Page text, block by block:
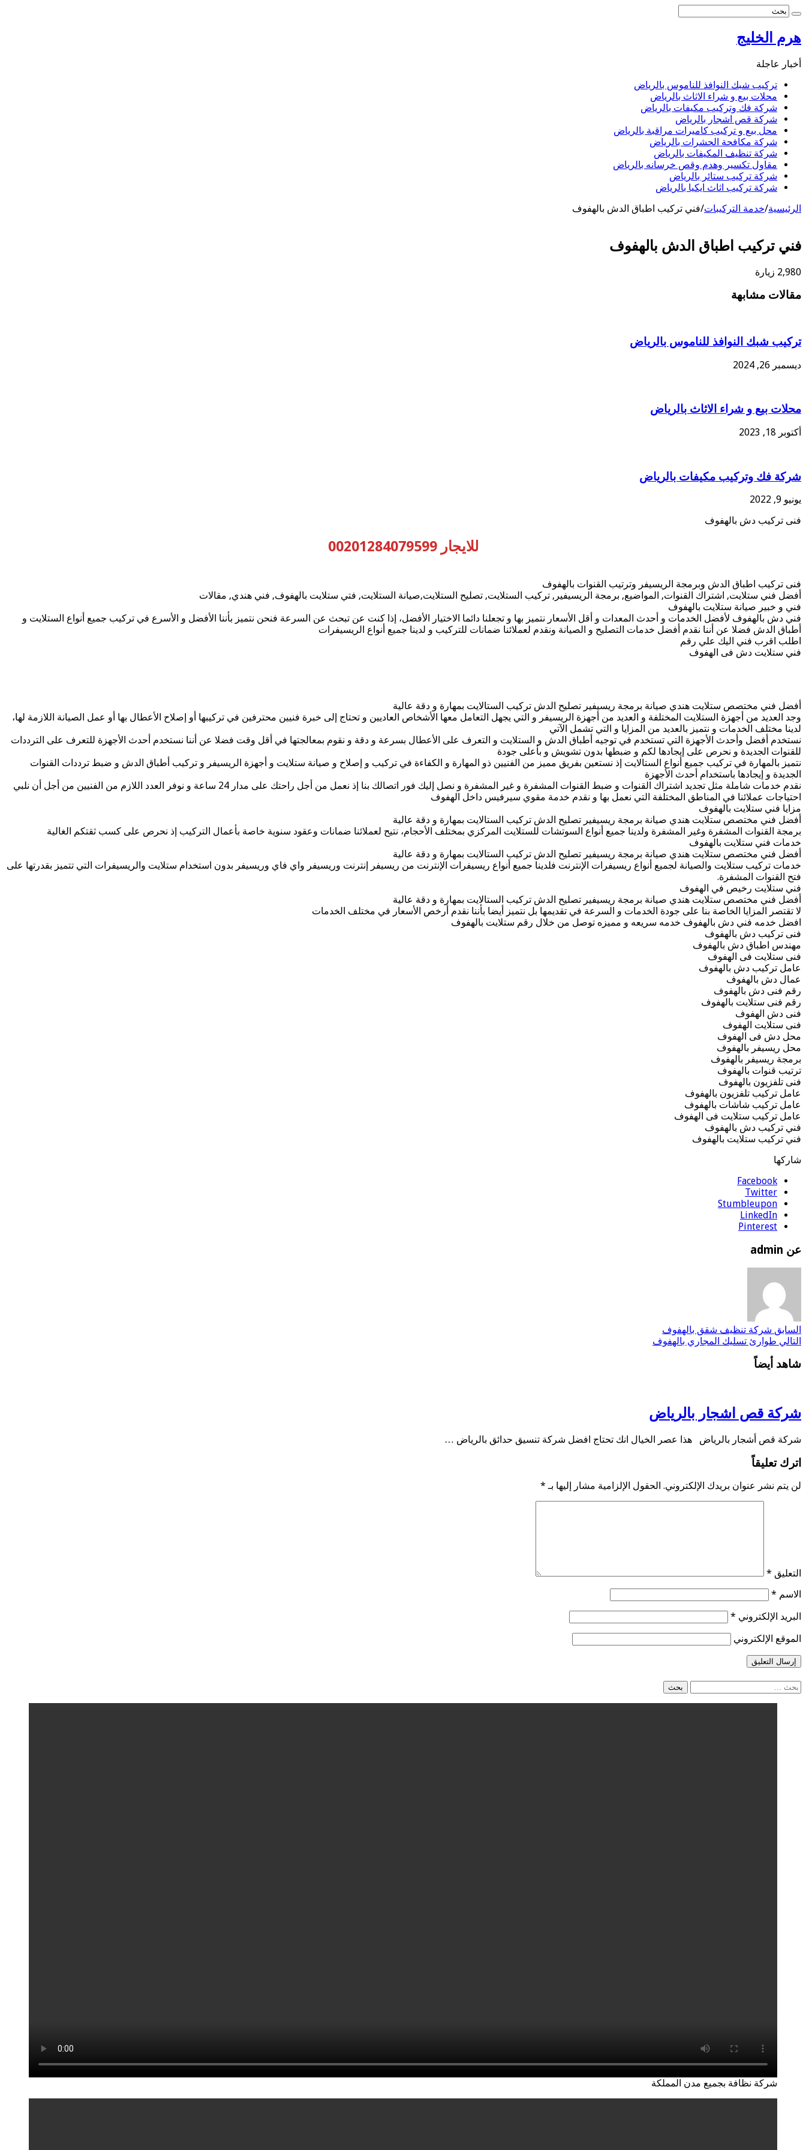
هرم الخليج
أخبار عاجلة
تركيب شبك النوافذ للناموس بالرياض
محلات بيع و شراء الاثاث بالرياض
شركة فك وتركيب مكيفات بالرياض
شركة قص اشجار بالرياض
محل بيع و تركيب كاميرات مراقبة بالرياض
شركة مكافحة الحشرات بالرياض
شركة تنظيف المكيفات بالرياض
مقاول تكسير وهدم وقص خرسانه بالرياض
شركة تركيب ستائر بالرياض
شركة تركيب اثاث ايكيا بالرياض
الرئيسية/خدمة التركيبات/فني تركيب اطباق الدش بالهفوف
فني تركيب اطباق الدش بالهفوف
2,980 زيارة
مقالات مشابهة
تركيب شبك النوافذ للناموس بالرياض
ديسمبر 26, 2024
محلات بيع و شراء الاثاث بالرياض
أكتوبر 18, 2023
شركة فك وتركيب مكيفات بالرياض
يونيو 9, 2022
فنى تركيب دش بالهفوف
للايجار 00201284079599
فنى تركيب اطباق الدش وبرمجة الريسيفر وترتيب القنوات بالهفوف
أفضل فني ستلايت, اشتراك القنوات, المواضيع, برمجة الريسيفير, تركيب الستلايت, تصليح الستلايت,صيانة الستلايت, فتي ستلايت بالهفوف, فني هندي, مقالات
فني و خبير صيانة ستلايت بالهفوف
فني دش بالهفوف لأفضل الخدمات و أحدث المعدات و أقل الأسعار نتميز بها و تجعلنا دائما الاختيار الأفضل، إذا كنت عن تبحث عن السرعة فنحن نتميز بأننا الأفضل و الأسرع في تركيب جميع أنواع الستلايت و
أطباق الدش فضلا عن أننا نقدم أفضل خدمات التصليح و الصيانة ونقدم لعملائنا ضمانات للتركيب و لدينا جميع أنواع الريسيفرات
اطلب اقرب فني اليك علي رقم
فني ستلايت دش فى الهفوف
أفضل فني مختصص ستلايت هندي صيانة برمجة ريسيفير تصليح الدش تركيب الستالايت بمهارة و دقة عالية
وجد العديد من أجهزة الستلايت المختلفة و العديد من أجهزة الريسيفر و التي يجهل التعامل معها الأشخاص العاديين و تحتاج إلى خبرة فنيين محترفين في تركيبها أو إصلاح الأعطال بها أو عمل الصيانة اللازمة لها،
لدينا مختلف الخدمات و نتميز بالعديد من المزايا و التي تشمل الآتي
نستخدم أفضل وأحدث الأجهزة التي تستخدم في توجيه أطباق الدش و الستلايت و التعرف على الأعطال بسرعة و دقة و نقوم بمعالجتها في أقل وقت فضلا عن أننا نستخدم أحدث الأجهزة للتعرف على الترددات
للقنوات الجديدة و نحرص على إيجادها لكم و ضبطها بدون تشويش و بأعلى جودة
نتميز بالمهارة في تركيب جميع أنواع الستالايت إذ نستعين بفريق مميز من الفنيين ذو المهارة و الكفاءة في تركيب و إصلاح و صيانة ستلايت و أجهزة الريسيفر و تركيب أطباق الدش و ضبط ترددات القنوات
الجديدة و إيجادها باستخدام أحدث الأجهزة
نقدم خدمات شاملة مثل تجديد اشتراك القنوات و ضبط القنوات المشفرة و غير المشفرة و نصل إليك فور اتصالك بنا إذ نعمل من أجل راحتك على مدار 24 ساعة و نوفر العدد اللازم من الفنيين من أجل أن نلبي
احتياجات عملائنا في المناطق المختلفة التي نعمل بها و نقدم خدمة مقوي سيرفيس داخل الهفوف
مزايا فني ستلايت بالهفوف
أفضل فني مختصص ستلايت هندي صيانة برمجة ريسيفير تصليح الدش تركيب الستالايت بمهارة و دقة عالية
برمجة القنوات المشفرة وغير المشفرة ولدينا جميع أنواع السوتشات للستلايت المركزي بمختلف الأحجام، نتيح لعملائنا ضمانات وعقود سنوية خاصة بأعمال التركيب إذ نحرص على كسب ثقتكم الغالية
خدمات فني ستلايت بالهفوف
أفضل فني مختصص ستلايت هندي صيانة برمجة ريسيفير تصليح الدش تركيب الستالايت بمهارة و دقة عالية
خدمات تركيب ستلايت والصيانة لجميع أنواع ريسيفرات الإنترنت فلدينا جميع أنواع ريسيفرات الإنترنت من ريسيفر إنترنت وريسيفر واي فاي وريسيفر بدون استخدام ستلايت والريسيفرات التي تتميز بقدرتها على
فتح القنوات المشفرة.
فني ستلايت رخيص في الهفوف
أفضل فني مختصص ستلايت هندي صيانة برمجة ريسيفير تصليح الدش تركيب الستالايت بمهارة و دقة عالية
لا تقتصر المزايا الخاصة بنا على جودة الخدمات و السرعة في تقديمها بل نتميز أيضا بأننا نقدم أرخص الأسعار في مختلف الخدمات
افضل خدمه فني دش بالهفوف خدمه سريعه و مميزه توصل من خلال رقم ستلايت بالهفوف
فنى تركيب دش بالهفوف
مهندس اطباق دش بالهفوف
فنى ستلايت فى الهفوف
عامل تركيب دش بالهفوف
عمال دش بالهفوف
رقم فنى دش بالهفوف
رقم فنى ستلايت بالهفوف
فنى دش الهفوف
فنى ستلايت الهفوف
محل دش فى الهفوف
محل ريسيفر بالهفوف
برمجة ريسيفر بالهفوف
ترتيب قنوات بالهفوف
فنى تلفزيون بالهفوف
عامل تركيب تلفزيون بالهفوف
عامل تركيب شاشات بالهفوف
عامل تركيب ستلايت فى الهفوف
فني تركيب دش بالهفوف
فني تركيب ستلايت بالهفوف
شاركها
Facebook
Twitter
Stumbleupon
LinkedIn
Pinterest
عن admin
السابق شركة تنظيف شقق بالهفوف
التالي طوارئ تسليك المجاري بالهفوف
شاهد أيضاً
شركة قص اشجار بالرياض
شركة قص أشجار بالرياض هذا عصر الخيال انك تحتاج افضل شركة تنسيق حدائق بالرياض …
اترك تعليقاً
لن يتم نشر عنوان بريدك الإلكتروني. الحقول الإلزامية مشار إليها بـ *
التعليق *
الاسم *
البريد الإلكتروني *
الموقع الإلكتروني
البحث
عن:
شركة نظافة بجميع مدن المملكة